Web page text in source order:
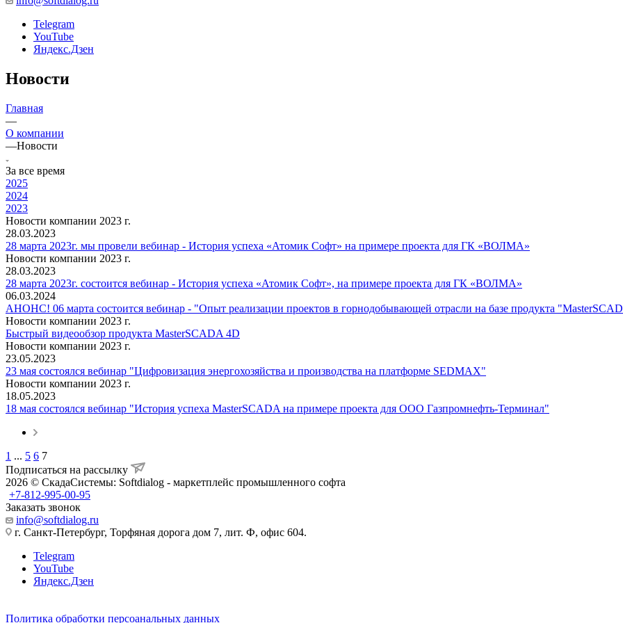
Telegram
YouTube
Яндекс.Дзен
Новости
Главная
—
О компании
—Новости
За все время
2025
2024
2023
Новости компании 2023 г.
28.03.2023
28 марта 2023г. мы провели вебинар - История успеха «Атомик Софт» на примере проекта для ГК «ВОЛМА»
Новости компании 2023 г.
28.03.2023
28 марта 2023г. состоится вебинар - История успеха «Атомик Софт», на примере проекта для ГК «ВОЛМА»
06.03.2024
АНОНС! 06 марта состоится вебинар - "Опыт реализации проектов в горнодобывающей отрасли на базе продукта
Новости компании 2023 г.
Быстрый видеообзор продукта MasterSCADA 4D
Новости компании 2023 г.
23.05.2023
23 мая состоялся вебинар "Цифровизация энергохозяйства и производства на платформе SEDMAX"
Новости компании 2023 г.
18.05.2023
18 мая состоялся вебинар "История успеха MasterSCADA на примере проекта для ООО Газпромнефть-Терминал"
1 ... 5 6 7
Подписаться на рассылку
2026 © СкадаСистемы: Softdialog - маркетплейс промышленного софта
+7-812-995-00-95
Заказать звонок
info@softdialog.ru
г. Санкт-Петербург, Торфяная дорога дом 7, лит. Ф, офис 604.
Telegram
YouTube
Яндекс.Дзен
Политика обработки персоанальных данных